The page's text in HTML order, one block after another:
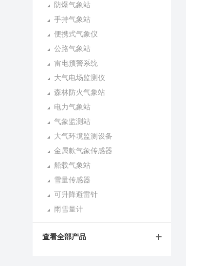
防爆气象站
手持气象站
便携式气象仪
公路气象站
雷电预警系统
大气电场监测仪
森林防火气象站
电力气象站
气象监测站
大气环境监测设备
金属款气象传感器
船载气象站
雪量传感器
可升降避雷针
雨雪量计
查看全部产品